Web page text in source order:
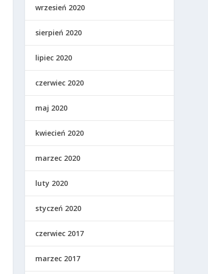
wrzesień 2020
sierpień 2020
lipiec 2020
czerwiec 2020
maj 2020
kwiecień 2020
marzec 2020
luty 2020
styczeń 2020
czerwiec 2017
marzec 2017